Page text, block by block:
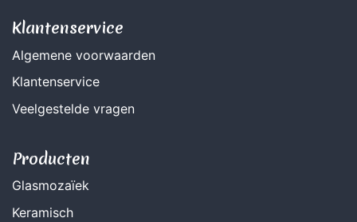
Klantenservice
Algemene voorwaarden
Klantenservice
Veelgestelde vragen
Producten
Glasmozaïek
Keramisch